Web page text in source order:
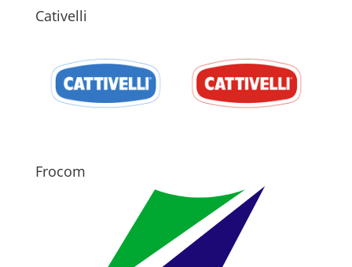
Cativelli
Frocom